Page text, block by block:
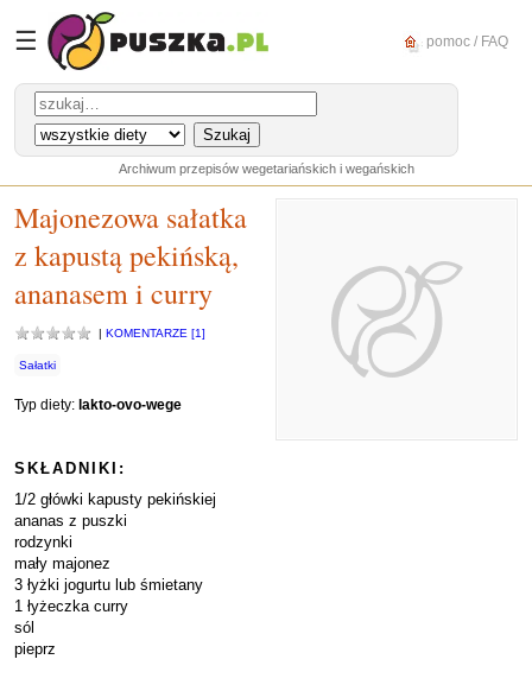
☰ pomoc / FAQ
Archiwum przepisów wegetariańskich i wegańskich
Majonezowa sałatka
z kapustą pekińską,
ananasem i curry
| KOMENTARZE [1]
Sałatki
Typ diety: lakto-ovo-wege
SKŁADNIKI:
1/2 główki kapusty pekińskiej
ananas z puszki
rodzynki
mały majonez
3 łyżki jogurtu lub śmietany
1 łyżeczka curry
sól
pieprz